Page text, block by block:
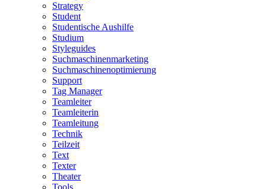
Strategy
Student
Studentische Aushilfe
Studium
Styleguides
Suchmaschinenmarketing
Suchmaschinenoptimierung
Support
Tag Manager
Teamleiter
Teamleiterin
Teamleitung
Technik
Teilzeit
Text
Texter
Theater
Tools